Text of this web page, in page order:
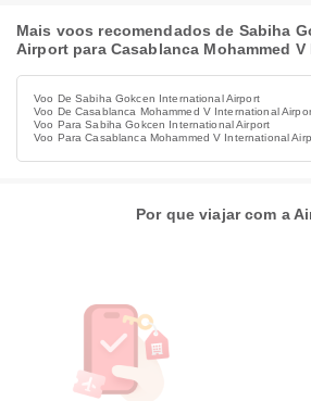
Mais voos recomendados de Sabiha
Airport para Casablanca Mohammed
Voo De Sabiha Gokcen International Airport
Voo De Casablanca Mohammed V International
Voo Para Sabiha Gokcen International Airport
Voo Para Casablanca Mohammed V International
Por que viajar com a